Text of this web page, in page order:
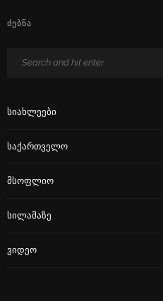
ᲫᲔᲑᲜᲐ
Სიახლეები
Საქართველო
Მსოფლიო
Სილამაზე
Ვიდეო